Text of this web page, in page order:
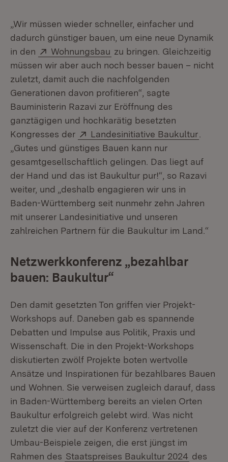
„Wir müssen wieder schneller, einfacher und
dadurch günstiger bauen, um eine neue Dynamik
in den
Extern:
Wohnungsbau (Öffnet in neuem Fenster)
zu bringen. Gleichzeitig
müssen wir aber auch noch besser bauen – nicht
zuletzt, damit auch die nachfolgenden
Generationen davon profitieren“, sagte
Bauministerin Razavi zur Eröffnung des
ganztägigen und hochkarätig besetzten
Kongresses der
Extern:
Landesinitiative Baukultur
„Gutes und günstiges Bauen kann nur
gesamtgesellschaftlich gelingen. Das liegt auf
der Hand und das ist Baukultur pur!“, so Razavi
weiter, und „deshalb engagieren wir uns in
Baden-Württemberg seit nunmehr zehn Jahren
mit unserer Landesinitiative und unseren
zahlreichen Partnern für die Baukultur im Land.“
Netzwerkkonferenz „bezahlbar
bauen: Baukultur“
Den damit gesetzten Ton griffen vier Projekt-
Workshops auf. Daneben gab es spannende
Debatten und Impulse aus Politik, Praxis und
Wissenschaft. Die in den Projekt-Workshops
diskutierten zwölf Projekte boten wertvolle
Ansätze und Inspirationen für bezahlbares Bauen
und Wohnen. Sie verweisen zugleich darauf, dass
in Baden-Württemberg bereits an vielen Orten
Baukultur erfolgreich gelebt wird. Was nicht
zuletzt die vier auf der Konferenz vertretenen
Umbau-Beispiele zeigen, die erst jüngst im
Rahmen des Staatspreises Baukultur 2024 des